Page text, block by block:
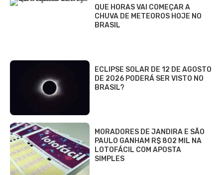
QUE HORAS VAI COMEÇAR A
CHUVA DE METEOROS HOJE NO
BRASIL
ECLIPSE SOLAR DE 12 DE AGOSTO
DE 2026 PODERÁ SER VISTO NO
BRASIL?
MORADORES DE JANDIRA E SÃO
PAULO GANHAM R$ 802 MIL NA
LOTOFÁCIL COM APOSTA
SIMPLES